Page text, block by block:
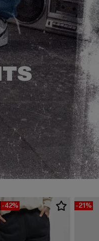
-42% -21%